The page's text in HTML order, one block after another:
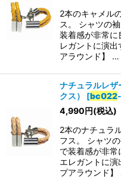
2本のキャメル
ス。 シャツの
装着感が非常に
レガントに演
アラウンド】 …
ナチュラルレザ
クス）
[bc022
4,990円(税込)
2本のナチュラ
フス。 シャツ
で装着感が非
エレガントに演
プアラウンド